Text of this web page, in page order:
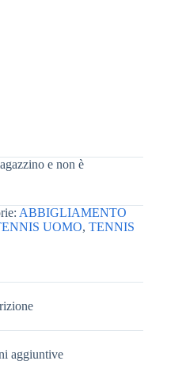
e non è
ABBIGLIAMENTO
UOMO, TENNIS
aggiuntive